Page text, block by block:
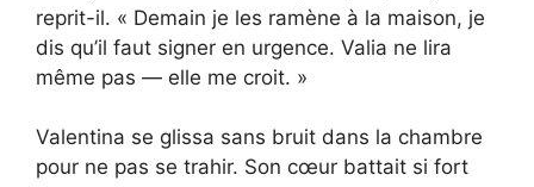
reprit-il. « Demain je les ramène à la maison, je
dis qu’il faut signer en urgence. Valia ne lira
même pas — elle me croit. »
Valentina se glissa sans bruit dans la chambre
pour ne pas se trahir. Son cœur battait si fort